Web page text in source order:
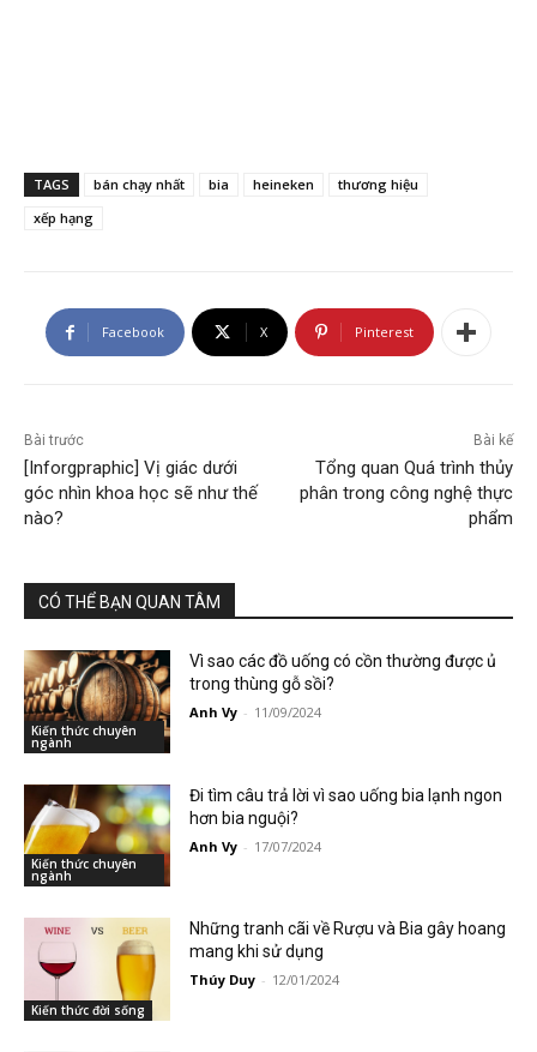
TAGS bán chạy nhất bia heineken
thương hiệu
xếp hạng
Facebook X Pinterest
Bài trước
[Inforgpraphic] Vị giác dưới
góc nhìn khoa học sẽ như thế
nào?
Bài kế
Tổng quan Quá trình thủy
phân trong công nghệ thực
phẩm
CÓ THỂ BẠN QUAN TÂM
Kiến thức chuyên
ngành
Vì sao các đồ uống có cồn thường được ủ
trong thùng gỗ sồi?
Anh Vy - 11/09/2024
Kiến thức chuyên
ngành
Đi tìm câu trả lời vì sao uống bia lạnh ngon
hơn bia nguội?
Anh Vy - 17/07/2024
Kiến thức đời sống
Những tranh cãi về Rượu và Bia gây hoang
mang khi sử dụng
Thúy Duy - 12/01/2024